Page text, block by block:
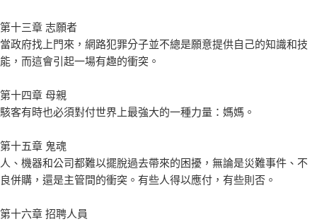
第十三章 志願者
當政府找上門來，網路犯罪分子並不總是願意提供自己的知識和技
能，而這會引起一場有趣的衝突。
第十四章 母親
駭客有時也必須對付世界上最強大的一種力量：媽媽。
第十五章 鬼魂
人、機器和公司都難以擺脫過去帶來的困擾，無論是災難事件、不
良併購，還是主管間的衝突。有些人得以應付，有些則否。
第十六章 招聘人員